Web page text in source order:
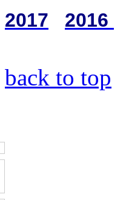
2017
2016
back to top